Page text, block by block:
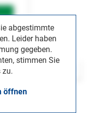
abgestimmte
Leider haben
gegeben.
stimmen Sie
zu.
öffnen